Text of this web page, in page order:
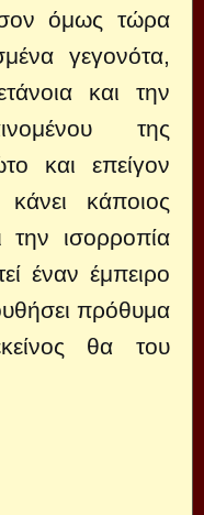
όμως τώρα
γεγονότα,
και την
της
και επείγον
κάποιος
ισορροπία
έναν έμπειρο
πρόθυμα
θα του